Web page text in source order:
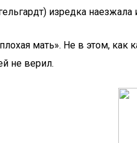
изредка наезжала
мать». Не в этом,
не верил.